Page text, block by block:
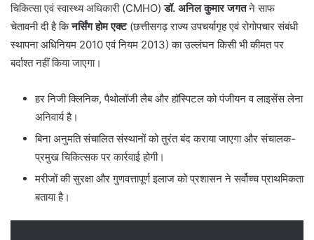
चिकित्सा एवं स्वास्थ्य अधिकारी (CMHO)डॉ. अनिल कुमार जगतने साफ
चेतावनी दी है किनर्सिंग होम एक्ट(छत्तीसगढ़ राज्य उपचर्यागृह एवं रोगोपचार संबंधी
स्थापना अधिनियम 2010 एवं नियम 2013) का उल्लंघन किसी भी कीमत पर
बर्दाश्त नहीं किया जाएगा।
हर निजी क्लिनिक, पैथोलॉजी लैब और हॉस्पिटल को पंजीयन व लाइसेंस लेना
अनिवार्य है।
बिना अनुमति संचालित संस्थानों को तुरंत बंद कराया जाएगा और संचालक-
प्रमुख चिकित्सक पर कार्रवाई होगी।
मरीजों की सुरक्षा और गुणवत्तापूर्ण इलाज को प्रशासन ने सर्वोच्च प्राथमिकता
बताया है।